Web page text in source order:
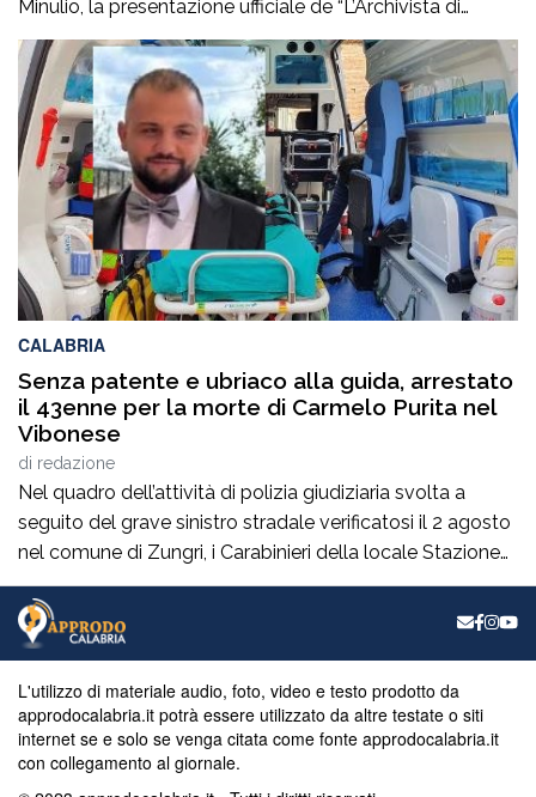
Minulio, la presentazione ufficiale de “L’Archivista di
poesie”, secondo romanzo del giovane scrittore Carmelo
Maria Gazzana.La serata ha rappresentato un
importante momento d’incontro tra letteratura, arte e
territorio, offrendo al pubblico l’opportunità di conoscere
più da […]
CALABRIA
Senza patente e ubriaco alla guida, arrestato
il 43enne per la morte di Carmelo Purita nel
Vibonese
di redazione
Nel quadro dell’attività di polizia giudiziaria svolta a
seguito del grave sinistro stradale verificatosi il 2 agosto
nel comune di Zungri, i Carabinieri della locale Stazione
hanno tratto in arresto, nella quasi flagranza di reato, un
43enne di nazionalità rumena, residente a Zungri. L’uomo
è ritenuto, allo stato degli accertamenti, responsabile del
L'utilizzo di materiale audio, foto, video e testo prodotto da
approdocalabria.it potrà essere utilizzato da altre testate o siti
internet se e solo se venga citata come fonte approdocalabria.it
con collegamento al giornale.